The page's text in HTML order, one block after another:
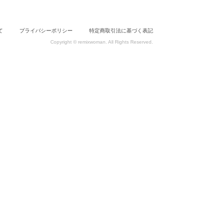
プライバシーポリシー 特定商取引法に基づく表記
Copyright © remixwoman. All Rights Reserved.